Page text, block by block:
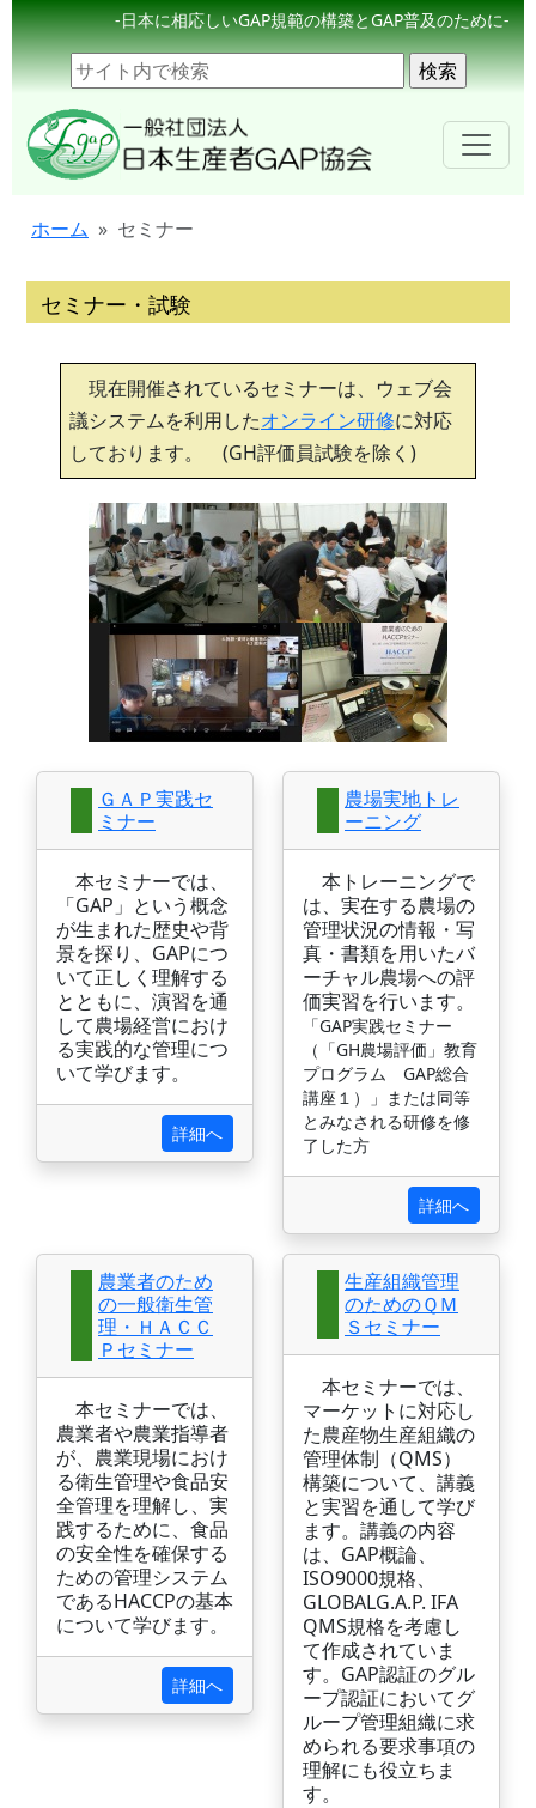
-日本に相応しいGAP規範の構築とGAP普及のために-
ホーム セミナー
セミナー・試験
現在開催されているセミナーは、ウェブ会
議システムを利用したオンライン研修に対応
しております。 (GH評価員試験を除く)
ＧＡＰ実践セ
ミナー
本セミナーでは、
「GAP」という概念
が生まれた歴史や背
景を探り、GAPにつ
いて正しく理解する
とともに、演習を通
して農場経営におけ
る実践的な管理につ
いて学びます。
詳細へ
農場実地トレ
ーニング
本トレーニングで
は、実在する農場の
管理状況の情報・写
真・書類を用いたバ
ーチャル農場への評
価実習を行います。
「GAP実践セミナー
（「GH農場評価」教育
プログラム GAP総合
講座１）」または同等
とみなされる研修を修
了した方
詳細へ
農業者のため
の一般衛生管
理・ＨＡＣＣ
Ｐセミナー
本セミナーでは、
農業者や農業指導者
が、農業現場におけ
る衛生管理や食品安
全管理を理解し、実
践するために、食品
の安全性を確保する
ための管理システム
であるHACCPの基本
について学びます。
詳細へ
生産組織管理
のためのＱＭ
Ｓセミナー
本セミナーでは、
マーケットに対応し
た農産物生産組織の
管理体制（QMS）
構築について、講義
と実習を通して学び
ます。講義の内容
は、GAP概論、
ISO9000規格、
GLOBALG.A.P. IFA
QMS規格を考慮し
て作成されていま
す。GAP認証のグル
ープ認証においてグ
ループ管理組織に求
められる要求事項の
理解にも役立ちま
す。